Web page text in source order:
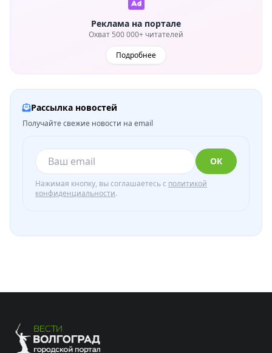
Реклама на портале
Охват 500 000+ читателей
Подробнее
Рассылка новостей
Получайте свежие новости на email
ОК
Нажимая кнопку, вы соглашаетесь с политикой
конфиденциальности.